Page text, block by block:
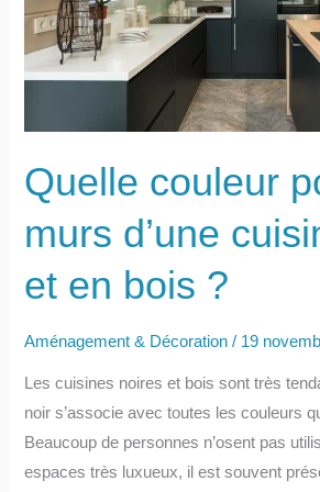
bois
Quelle couleur
murs d’une
et en bois ?
Aménagement & Décoration / 19
Les cuisines noires et bois sont très
noir s’associe avec toutes les couleurs
Beaucoup de personnes n’osent pas
espaces très luxueux, il est souvent